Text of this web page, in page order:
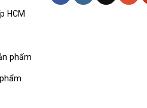
HCM
phẩm